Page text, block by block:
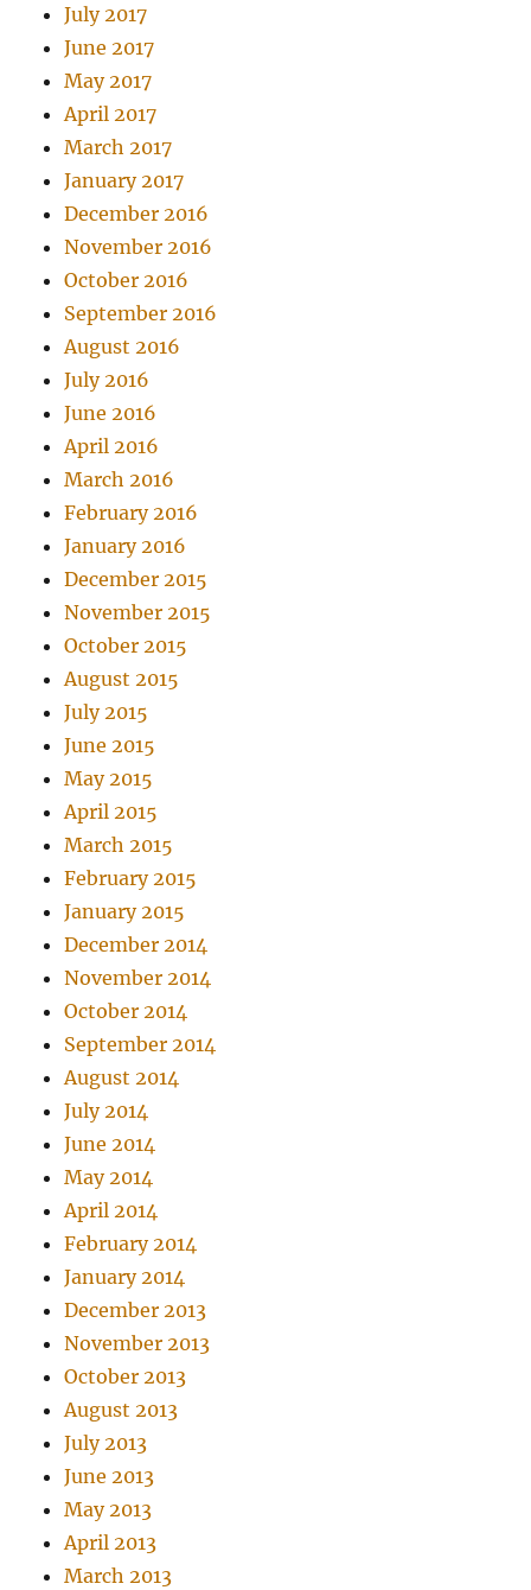
July 2017
June 2017
May 2017
April 2017
March 2017
January 2017
December 2016
November 2016
October 2016
September 2016
August 2016
July 2016
June 2016
April 2016
March 2016
February 2016
January 2016
December 2015
November 2015
October 2015
August 2015
July 2015
June 2015
May 2015
April 2015
March 2015
February 2015
January 2015
December 2014
November 2014
October 2014
September 2014
August 2014
July 2014
June 2014
May 2014
April 2014
February 2014
January 2014
December 2013
November 2013
October 2013
August 2013
July 2013
June 2013
May 2013
April 2013
March 2013